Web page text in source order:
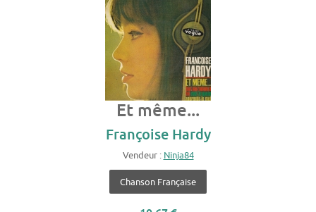
Et même...
Françoise Hardy
Vendeur : Ninja84
Chanson Française